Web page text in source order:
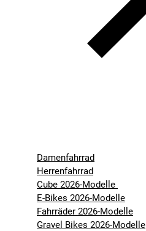
Damenfahrrad
Herrenfahrrad
Cube 2026-Modelle
E-Bikes 2026-Modelle
Fahrräder 2026-Modelle
Gravel Bikes 2026-Modelle